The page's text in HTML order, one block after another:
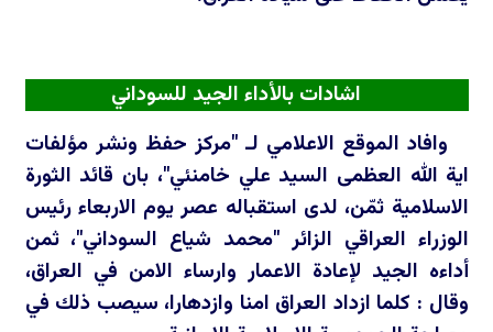
اشادات بالأداء الجيد للسوداني
وافاد الموقع الاعلامي لـ "مركز حفظ ونشر مؤلفات
اية الله العظمى السيد علي خامنئي"، بان قائد الثورة
الاسلامية ثمّن، لدى استقباله عصر يوم الاربعاء رئيس
الوزراء العراقي الزائر "محمد شياع السوداني"، ثمن
أداءه الجيد لإعادة الاعمار وارساء الامن في العراق،
وقال : كلما ازداد العراق امنا وازدهارا، سيصب ذلك في